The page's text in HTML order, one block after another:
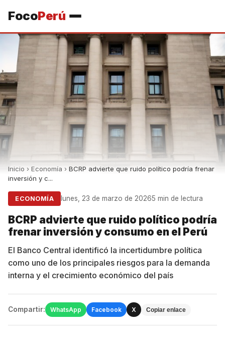
FocoPerú
Inicio › Economía › BCRP advierte que ruido político podría frenar
inversión y c...
ECONOMÍA lunes, 23 de marzo de 20265 min de lectura
BCRP advierte que ruido político podría
frenar inversión y consumo en el Perú
El Banco Central identificó la incertidumbre política
como uno de los principales riesgos para la demanda
interna y el crecimiento económico del país
Compartir: WhatsApp Facebook X Copiar enlace